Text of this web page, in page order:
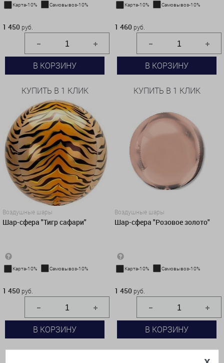
Карта-10% Самовывоз-10%
1 450 руб.
В КОРЗИНУ
КУПИТЬ В 1 КЛИК
Карта-10% Самовывоз-10%
1 460 руб.
В КОРЗИНУ
КУПИТЬ В 1 КЛИК
Воздушные шары
Шар-сфера "Тигр сафари"
Карта-10% Самовывоз-10%
1 450 руб.
В КОРЗИНУ
Воздушные шары
Шар-сфера "Розовое золото"
Карта-10% Самовывоз-10%
1 450 руб.
В КОРЗИНУ